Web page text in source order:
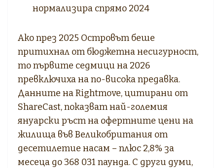
нормализира спрямо 2024
Ако през 2025 Островът беше
притихнал от бюджетна несигурност,
то първите седмици на 2026
превключиха на по-висока предавка.
Данните на Rightmove, цитирани от
ShareCast, показват най-големия
януарски ръст на офертните цени на
жилища във Великобритания от
десетилетие насам – плюс 2,8% за
месеца до 368 031 паунда. С други думи,